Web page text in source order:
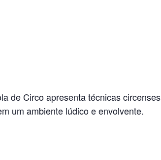
de Circo apresenta técnicas circenses
um ambiente lúdico e envolvente.